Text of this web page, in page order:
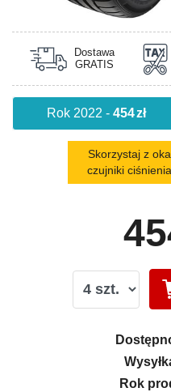
Dostawa
GRATIS
Rok 2022 -454zł
Skorzystaj z
czujniki
Rok